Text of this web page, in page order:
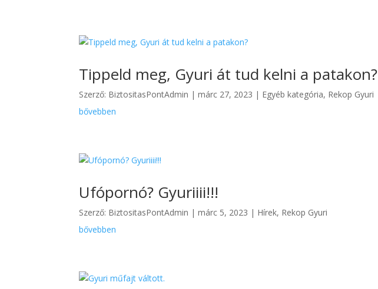
Tippeld meg, Gyuri át tud kelni a patakon?
Szerző: BiztositasPontAdmin |márc 27, 2023 | Egyéb kategória, Rekop Gyuri
bővebben
Ufópornó? Gyuriiii!!!
Szerző: BiztositasPontAdmin |márc 5, 2023 | Hírek, Rekop Gyuri
bővebben